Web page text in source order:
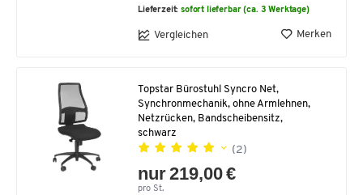
Lieferzeit:sofort lieferbar (ca. 3 Werktage)
Vergleichen Merken
Topstar Bürostuhl Syncro Net,
Synchronmechanik, ohne Armlehnen,
Netzrücken, Bandscheibensitz,
schwarz
(2)
nur 219,00 €
pro St.